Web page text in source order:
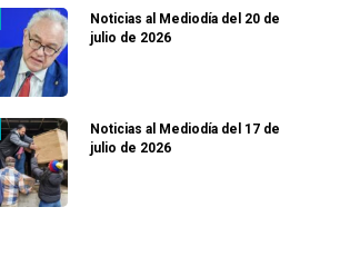
Noticias al Mediodía del 20 de
julio de 2026
Noticias al Mediodía del 17 de
julio de 2026